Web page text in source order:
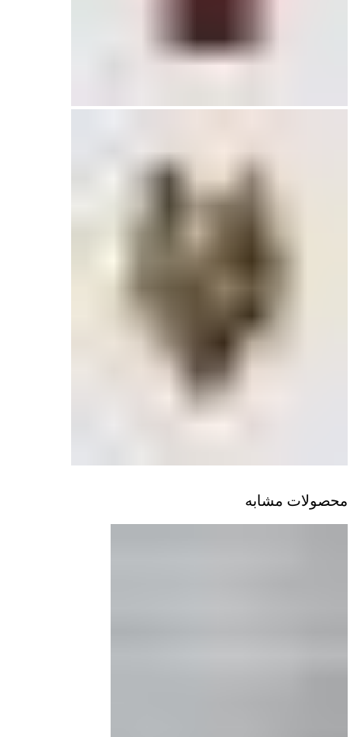
محصولات مشابه